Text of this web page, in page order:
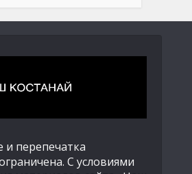
и перепечатка
С условиями